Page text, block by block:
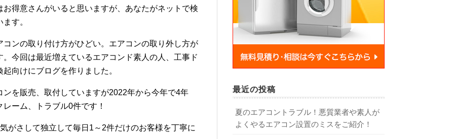
得意さんがいると思いますが、あなたがネットで検
す。
ンの取り付け方がひどい。エアコンの取り外し方が
今回は最近増えているエアコンド素人の人、工事ド
向けにブログを作りました。
を販売、取付していますが2022年から今年で4年
ーム、トラブル0件です！
がさして独立して毎日1～2件だけのお客様を丁寧に
最近の投稿
夏のエアコントラブル！悪質業者や素人が
よくやるエアコン設置のミスをご紹介！